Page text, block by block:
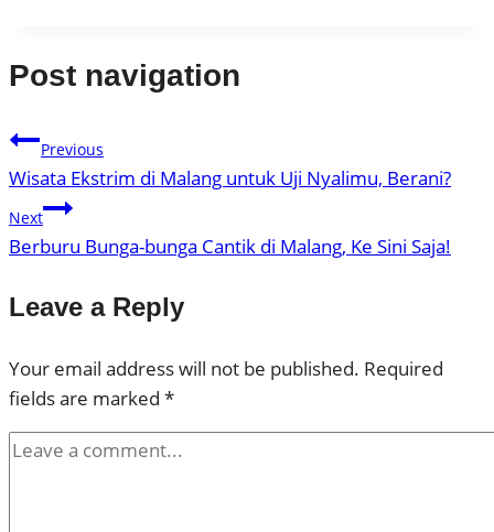
Post navigation
Previous
Wisata Ekstrim di Malang untuk Uji Nyalimu, Berani?
Next
Berburu Bunga-bunga Cantik di Malang, Ke Sini Saja!
Leave a Reply
Your email address will not be published. Required
fields are marked *